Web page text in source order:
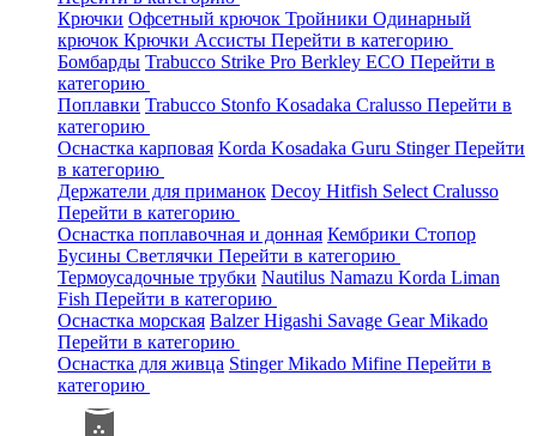
Крючки Офсетный крючок Тройники Одинарный
крючок Крючки Ассисты Перейти в категорию
Бомбарды Trabucco Strike Pro Berkley ECO Перейти в
категорию
Поплавки Trabucco Stonfo Kosadaka Cralusso Перейти в
категорию
Оснастка карповая Korda Kosadaka Guru StingerПерейти
в категорию
Держатели для приманок Decoy Hitfish Select Cralusso
Перейти в категорию
Оснастка поплавочная и донная Кембрики Стопор
Бусины Светлячки Перейти в категорию
Термоусадочные трубки Nautilus Namazu Korda Liman
Fish Перейти в категорию
Оснастка морская BalzerHigashi Savage GearMikado
Перейти в категорию
Оснастка для живца StingerMikado Mifine Перейти в
категорию